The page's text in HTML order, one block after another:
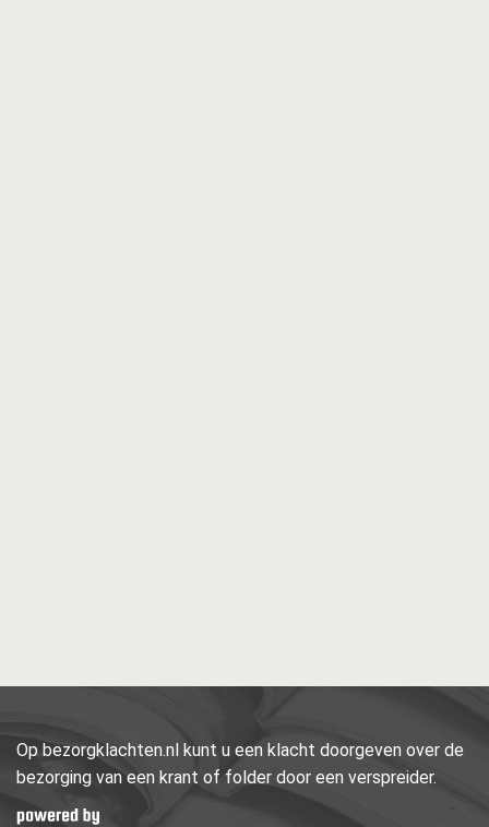
Op bezorgklachten.nl kunt u een klacht doorgeven over de
bezorging van een krant of folder door een verspreider.